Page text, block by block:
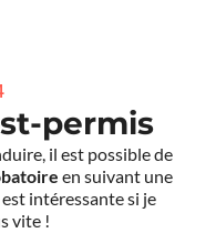
permis
il est possible de
en suivant une
intéressante si je
vite !